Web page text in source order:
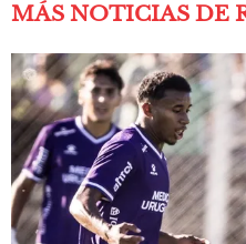
MÁS NOTICIAS DE